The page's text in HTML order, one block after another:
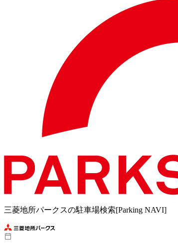
三菱地所パークスの駐車場検索[Parking NAVI]